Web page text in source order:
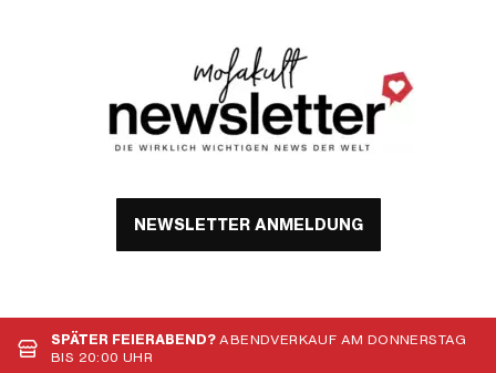
NEWSLETTER ANMELDUNG
SPÄTER FEIERABEND?ABENDVERKAUF AM DONNERSTAG
BIS 20:00 UHR